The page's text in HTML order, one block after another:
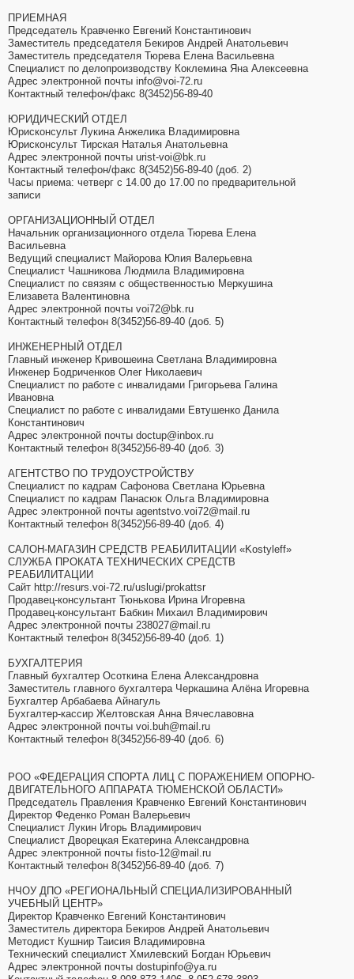
ПРИЕМНАЯ
Председатель Кравченко Евгений Константинович
Заместитель председателя Бекиров Андрей Анатольевич
Заместитель председателя Тюрева Елена Васильевна
Специалист по делопроизводству Коклемина Яна Алексеевна
Адрес электронной почты info@voi-72.ru
Контактный телефон/факс 8(3452)56-89-40
ЮРИДИЧЕСКИЙ ОТДЕЛ
Юрисконсульт Лукина Анжелика Владимировна
Юрисконсульт Тирская Наталья Анатольевна
Адрес электронной почты urist-voi@bk.ru
Контактный телефон/факс 8(3452)56-89-40 (доб. 2)
Часы приема: четверг с 14.00 до 17.00 по предварительной
записи
ОРГАНИЗАЦИОННЫЙ ОТДЕЛ
Начальник организационного отдела Тюрева Елена
Васильевна
Ведущий специалист Майорова Юлия Валерьевна
Специалист Чашникова Людмила Владимировна
Специалист по связям с общественностью Меркушина
Елизавета Валентиновна
Адрес электронной почты voi72@bk.ru
Контактный телефон 8(3452)56-89-40 (доб. 5)
ИНЖЕНЕРНЫЙ ОТДЕЛ
Главный инженер Кривошеина Светлана Владимировна
Инженер Бодриченков Олег Николаевич
Специалист по работе с инвалидами Григорьева Галина
Ивановна
Специалист по работе с инвалидами Евтушенко Данила
Константинович
Адрес электронной почты doctup@inbox.ru
Контактный телефон 8(3452)56-89-40 (доб. 3)
АГЕНТСТВО ПО ТРУДОУСТРОЙСТВУ
Специалист по кадрам Сафонова Светлана Юрьевна
Специалист по кадрам Панасюк Ольга Владимировна
Адрес электронной почты agentstvo.voi72@mail.ru
Контактный телефон 8(3452)56-89-40 (доб. 4)
САЛОН-МАГАЗИН СРЕДСТВ РЕАБИЛИТАЦИИ «Kostyleff»
СЛУЖБА ПРОКАТА ТЕХНИЧЕСКИХ СРЕДСТВ
РЕАБИЛИТАЦИИ
Сайт http://resurs.voi-72.ru/uslugi/prokattsr
Продавец-консультант Тюнькова Ирина Игоревна
Продавец-консультант Бабкин Михаил Владимирович
Адрес электронной почты 238027@mail.ru
Контактный телефон 8(3452)56-89-40 (доб. 1)
БУХГАЛТЕРИЯ
Главный бухгалтер Осоткина Елена Александровна
Заместитель главного бухгалтера Черкашина Алёна Игоревна
Бухгалтер Арбабаева Айнагуль
Бухгалтер-кассир Желтовская Анна Вячеславовна
Адрес электронной почты voi.buh@mail.ru
Контактный телефон 8(3452)56-89-40 (доб. 6)
РОО «ФЕДЕРАЦИЯ СПОРТА ЛИЦ С ПОРАЖЕНИЕМ ОПОРНО-
ДВИГАТЕЛЬНОГО АППАРАТА ТЮМЕНСКОЙ ОБЛАСТИ»
Председатель Правления Кравченко Евгений Константинович
Директор Феденко Роман Валерьевич
Специалист Лукин Игорь Владимирович
Специалист Дворецкая Екатерина Александровна
Адрес электронной почты fisto-12@mail.ru
Контактный телефон 8(3452)56-89-40 (доб. 7)
НЧОУ ДПО «РЕГИОНАЛЬНЫЙ СПЕЦИАЛИЗИРОВАННЫЙ
УЧЕБНЫЙ ЦЕНТР»
Директор Кравченко Евгений Константинович
Заместитель директора Бекиров Андрей Анатольевич
Методист Кушнир Таисия Владимировна
Технический специалист Хмилевский Богдан Юрьевич
Адрес электронной почты dostupinfo@ya.ru